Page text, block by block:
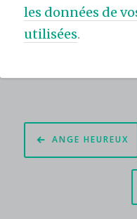
les données de
utilisées.
Navigation
de
ANGE HEUREUX